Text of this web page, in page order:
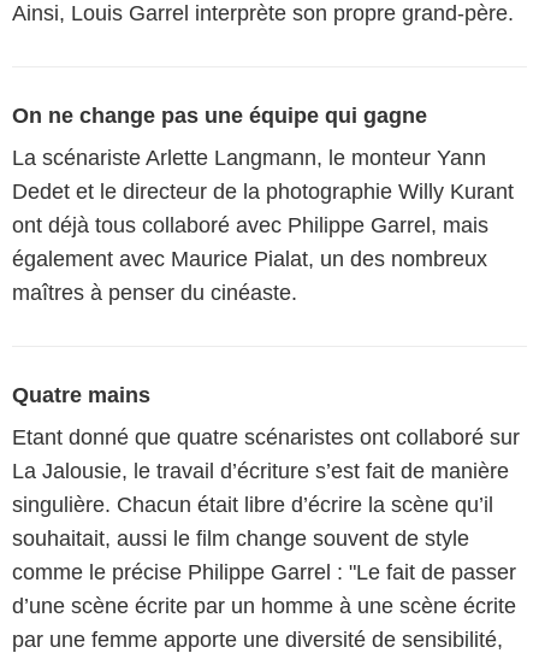
Ainsi, Louis Garrel interprète son propre grand-père.
On ne change pas une équipe qui gagne
La scénariste Arlette Langmann, le monteur Yann
Dedet et le directeur de la photographie Willy Kurant
ont déjà tous collaboré avec Philippe Garrel, mais
également avec Maurice Pialat, un des nombreux
maîtres à penser du cinéaste.
Quatre mains
Etant donné que quatre scénaristes ont collaboré sur
La Jalousie, le travail d’écriture s’est fait de manière
singulière. Chacun était libre d’écrire la scène qu’il
souhaitait, aussi le film change souvent de style
comme le précise Philippe Garrel : "Le fait de passer
d’une scène écrite par un homme à une scène écrite
par une femme apporte une diversité de sensibilité,